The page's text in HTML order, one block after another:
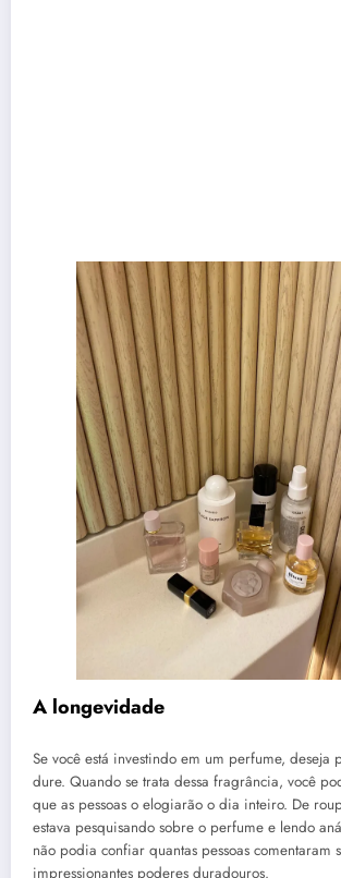
A longevidade
Se você está investindo em um perfume, deseja
dure. Quando se trata dessa fragrância, você
que as pessoas o elogiarão o dia inteiro. De
estava pesquisando sobre o perfume e lendo
não podia confiar quantas pessoas comentaram
impressionantes poderes duradouros.